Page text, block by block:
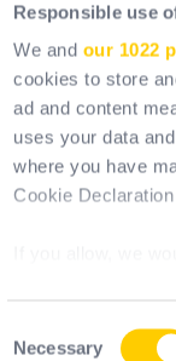
Responsible use
We and our 1022
cookies to store
ad and content
uses your data
where you have
Cookie
Identify your
Necessary
Nasze
Pozytywne
Kariera
Inwestorzy
T&Cs